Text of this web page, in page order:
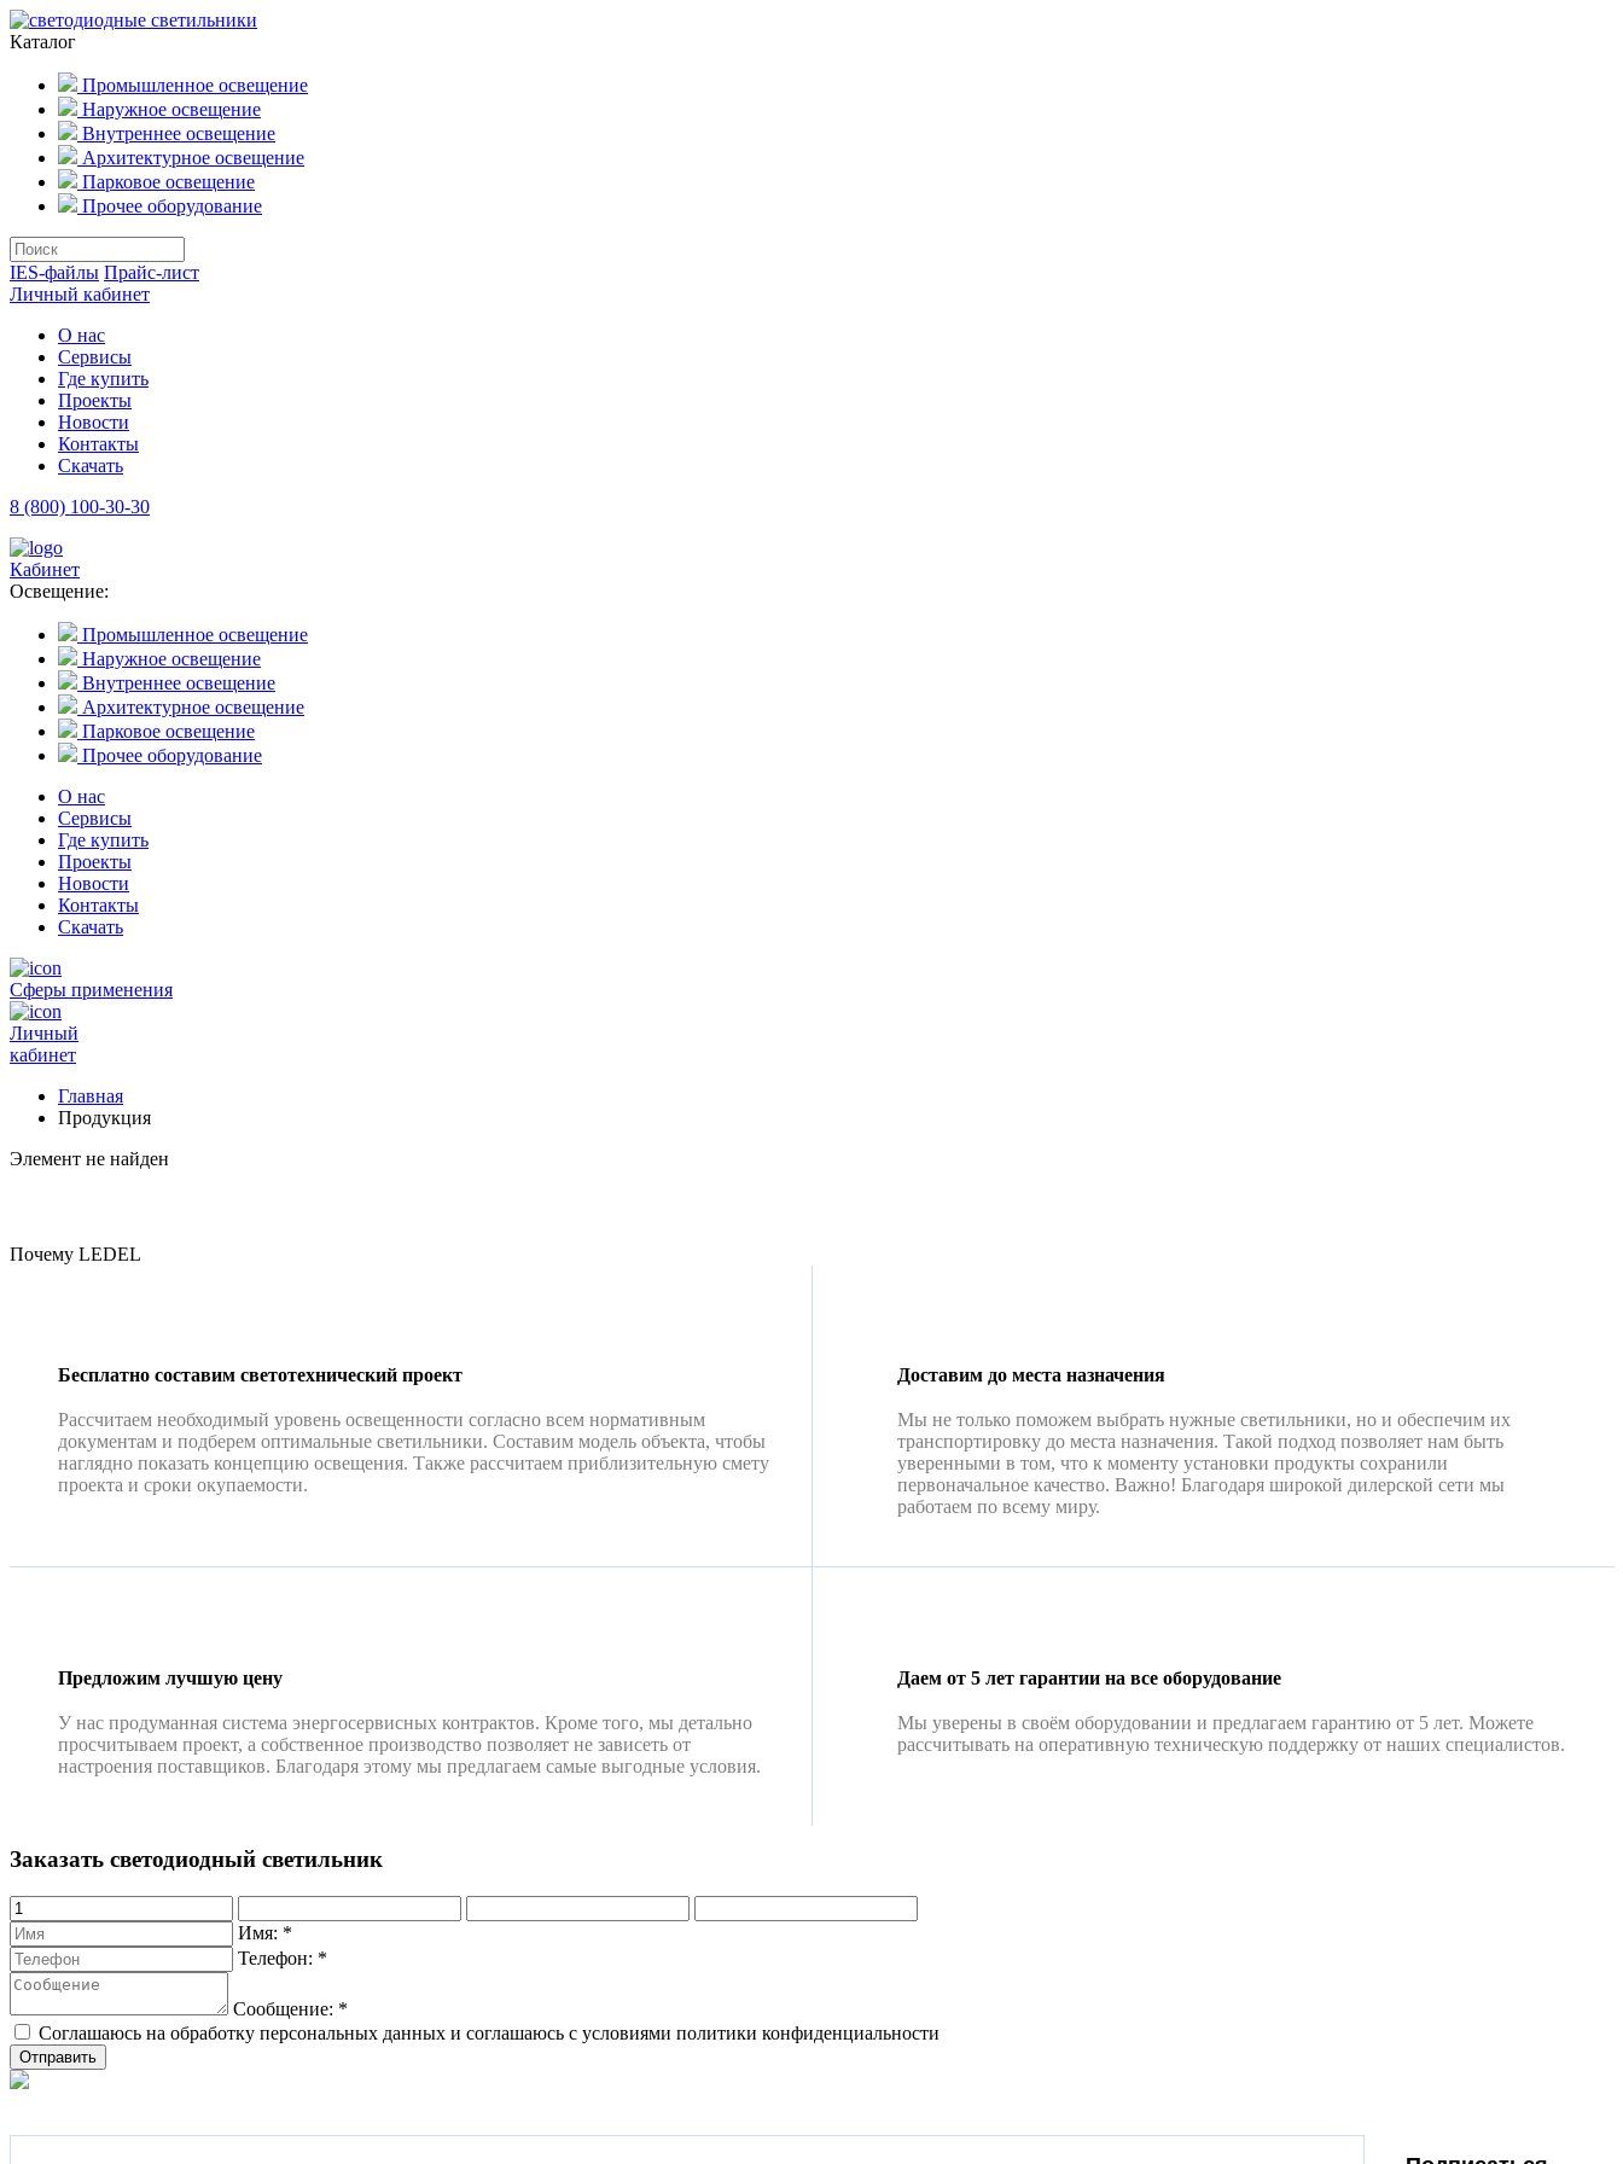
Каталог
Промышленное освещение
Наружное освещение
Внутреннее освещение
Архитектурное освещение
Парковое освещение
Прочее оборудование
IES-файлы Прайс-лист
Личный кабинет
О нас
Сервисы
Где купить
Проекты
Новости
Контакты
Скачать
8 (800) 100-30-30
Кабинет
Освещение:
Промышленное освещение
Наружное освещение
Внутреннее освещение
Архитектурное освещение
Парковое освещение
Прочее оборудование
О нас
Сервисы
Где купить
Проекты
Новости
Контакты
Скачать
Сферы применения
Личный
кабинет
Главная
Продукция
Элемент не найден
Почему LEDEL
Бесплатно составим светотехнический проект
Рассчитаем необходимый уровень освещенности согласно всем нормативным
документам и подберем оптимальные светильники. Составим модель объекта, чтобы
наглядно показать концепцию освещения. Также рассчитаем приблизительную смету
проекта и сроки окупаемости.
Доставим до места назначения
Мы не только поможем выбрать нужные светильники, но и обеспечим их
транспортировку до места назначения. Такой подход позволяет нам быть
уверенными в том, что к моменту установки продукты сохранили
первоначальное качество. Важно! Благодаря широкой дилерской сети мы
работаем по всему миру.
Предложим лучшую цену
У нас продуманная система энергосервисных контрактов. Кроме того, мы детально
просчитываем проект, а собственное производство позволяет не зависеть от
настроения поставщиков. Благодаря этому мы предлагаем самые выгодные условия.
Даем от 5 лет гарантии на все оборудование
Мы уверены в своём оборудовании и предлагаем гарантию от 5 лет. Можете
рассчитывать на оперативную техническую поддержку от наших специалистов.
Заказать светодиодный светильник
Имя: *
Телефон: *
Сообщение: *
Соглашаюсь на обработку персональных данных и соглашаюсь с условиями политики конфиденциальности